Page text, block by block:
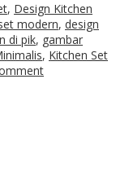
, Design Kitchen
modern, design
di pik, gambar
, Kitchen Set